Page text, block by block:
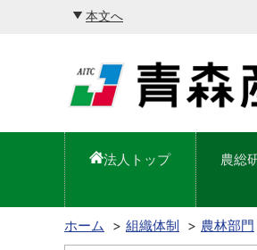
本文へ
法人トップ 農総
ホーム 組織体制 農林部門